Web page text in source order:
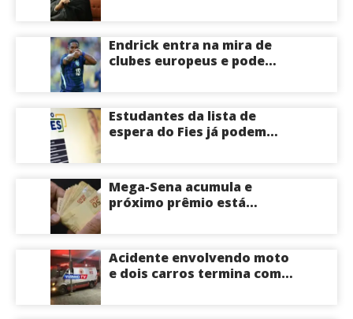
Endrick entra na mira de
clubes europeus e pode
Estudantes da lista de
espera do Fies já podem
Mega-Sena acumula e
próximo prêmio está
Acidente envolvendo moto
e dois carros termina com